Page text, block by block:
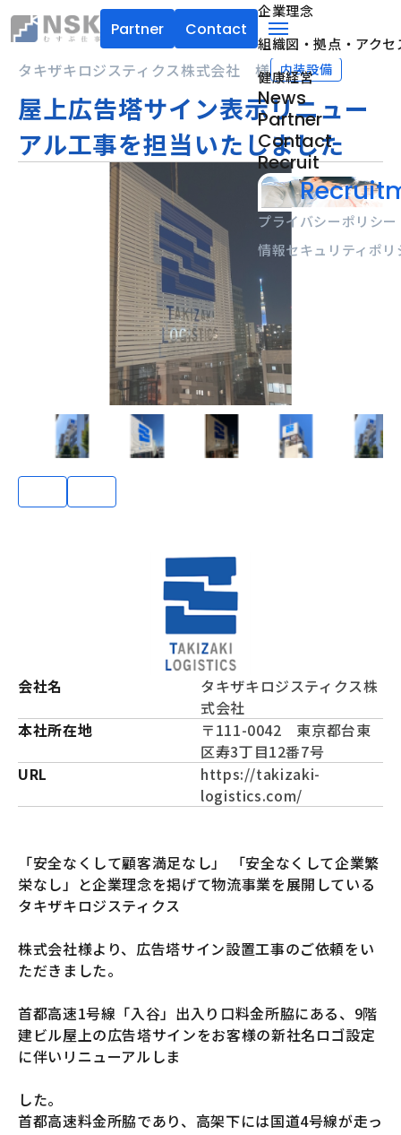
NSK株式会社
Partner Contact
menu
企業理念
組織図・拠点・アクセ
健康経営
News
Partner
Contact
Recruit
プライバシーポリシー
情報セキュリティポリ
タキザキロジスティクス株式会社 様 内装設備
屋上広告塔サイン表示リニュー
アル工事を担当いたしました
会社名
タキザキロジスティクス株
式会社
本社所在地
〒111-0042 東京都台東
区寿3丁目12番7号
URL
https://takizaki-
logistics.com/
「安全なくして顧客満足なし」 「安全なくして企業繁
栄なし」と企業理念を掲げて物流事業を展開している
タキザキロジスティクス
株式会社様より、広告塔サイン設置工事のご依頼をい
ただきました。
首都高速1号線「入谷」出入り口料金所脇にある、9階
建ビル屋上の広告塔サインをお客様の新社名ロゴ設定
に伴いリニューアルしま
した。
首都高速料金所脇であり、高架下には国道4号線が走っ